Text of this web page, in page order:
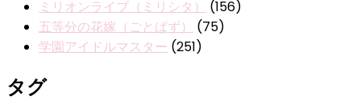
ミリオンライブ（ミリシタ）
(156)
五等分の花嫁（ごとぱず）
(75)
学園アイドルマスター (251)
タグ